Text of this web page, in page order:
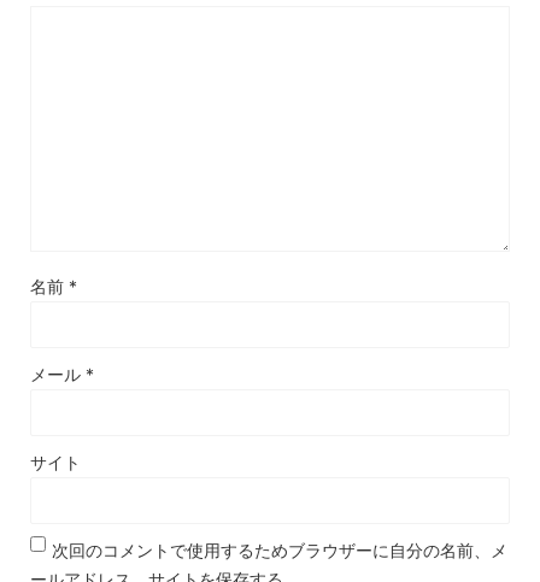
名前 *
メール *
サイト
次回のコメントで使用するためブラウザーに自分の名前、メ